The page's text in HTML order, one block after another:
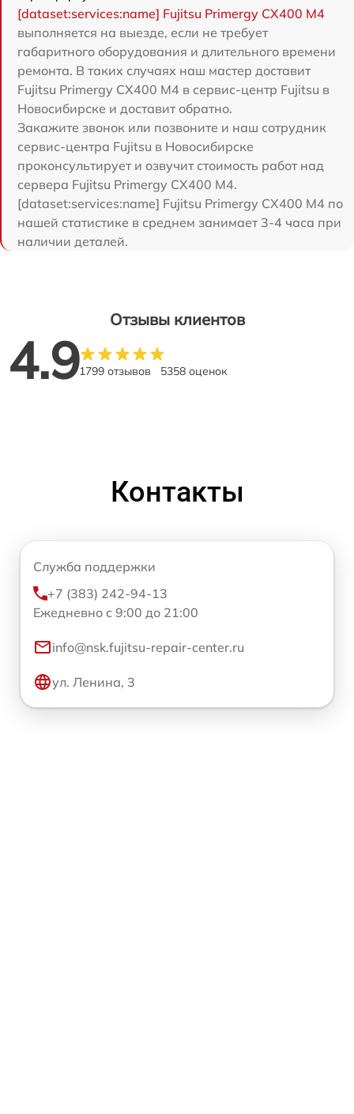
[dataset:services:name] Fujitsu Primergy CX400 M4
выполняется на выезде, если не требует
габаритного оборудования и длительного времени
ремонта. В таких случаях наш мастер доставит
Fujitsu Primergy CX400 M4 в сервис-центр Fujitsu в
Новосибирске и доставит обратно.
Закажите звонок или позвоните и наш сотрудник
сервис-центра Fujitsu в Новосибирске
проконсультирует и озвучит стоимость работ над
сервера Fujitsu Primergy CX400 M4.
[dataset:services:name] Fujitsu Primergy CX400 M4 по
нашей статистике в среднем занимает 3-4 часа при
наличии деталей.
Отзывы клиентов
4.91799 отзывов 5358 оценок
Контакты
Служба поддержки
+7 (383) 242-94-13
Ежедневно с 9:00 до 21:00
info@nsk.fujitsu-repair-center.ru
ул. Ленина, 3